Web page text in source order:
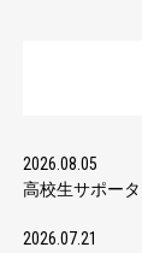
2026.08.05
高校生サポー
2026.07.21